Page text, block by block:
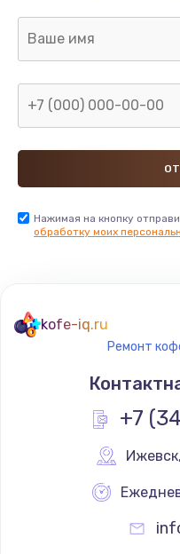
Нажимая на кнопку
обработку моих
kofe-iq.ru
Ремонт
+7
Ижевск,